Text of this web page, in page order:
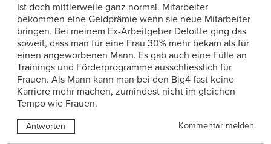
Ist doch mittlerweile ganz normal. Mitarbeiter
bekommen eine Geldprämie wenn sie neue Mitarbeiter
bringen. Bei meinem Ex-Arbeitgeber Deloitte ging das
soweit, dass man für eine Frau 30% mehr bekam als für
einen angeworbenen Mann. Es gab auch eine Fülle an
Trainings und Förderprogramme ausschliesslich für
Frauen. Als Mann kann man bei den Big4 fast keine
Karriere mehr machen, zumindest nicht im gleichen
Tempo wie Frauen.
Antworten Kommentar melden